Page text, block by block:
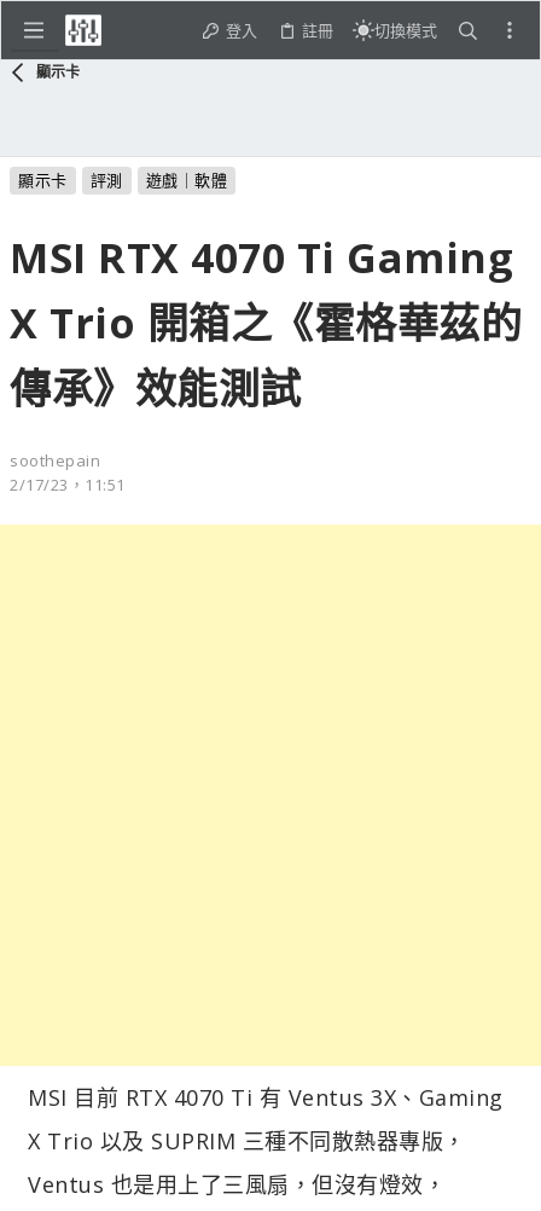
登入 註冊 切換模式
顯示卡
顯示卡 評測 遊戲｜軟體
MSI RTX 4070 Ti Gaming
X Trio 開箱之《霍格華茲的
傳承》效能測試
soothepain
2/17/23，11:51
MSI 目前 RTX 4070 Ti 有 Ventus 3X、Gaming
X Trio 以及 SUPRIM 三種不同散熱器專版，
Ventus 也是用上了三風扇，但沒有燈效，